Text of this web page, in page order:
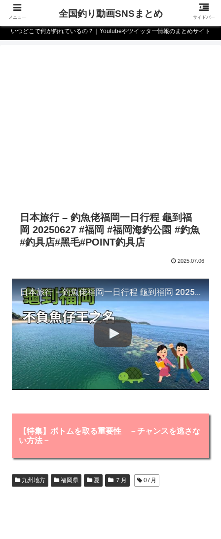
いつどこで何が釣れているの？｜Youtubeやツイッター情報のまとめサイト
日本旅行 – 釣魚佬福岡一日行程 龜到福
岡 20250627 #福岡 #福岡海釣公園 #釣魚
#釣具店#黑毛#POINT釣具店
2025.07.06
日本旅行 – 釣魚佬福岡一日行程 龜到福岡 20250627 #福岡 #福岡海釣公園 #釣魚#釣具店#黑毛#POINT釣具店
【特集】ボトムを取る重要性 －チャンスを逃さな
い方法－
九州地方 福岡県 夏 ７月 07月
メニュー 全国釣り動画SNSまとめ サイドバー